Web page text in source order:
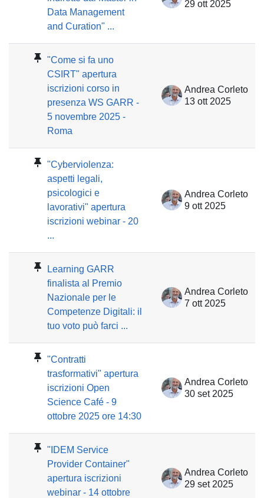
Data Management
and Curation" ...
29 ott 2025
"Come si fa uno
CSIRT" apertura
iscrizioni corso in
presenza WS GARR -
5 novembre 2025 -
Roma
Andrea Corleto
13 ott 2025
"Cyberviolenza:
aspetti legali,
psicologici e
lavorativi" apertura
iscrizioni webinar - 20
...
Andrea Corleto
9 ott 2025
Learning GARR
finalista al Premio
Nazionale per le
Competenze Digitali: il
tuo voto può farci ...
Andrea Corleto
7 ott 2025
"Contratti
trasformativi" apertura
iscrizioni Open
Science Café - 9
ottobre 2025 ore 14:30
Andrea Corleto
30 set 2025
"IDEM Service
Provider Container"
apertura iscrizioni
webinar - 14 ottobre
Andrea Corleto
29 set 2025